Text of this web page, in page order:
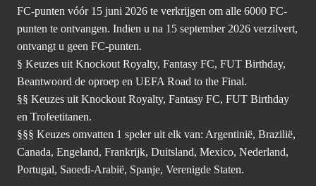
FC-punten vóór 15 juni 2026 te verkrijgen om alle 6000 FC-
punten te ontvangen. Indien u na 15 september 2026 verzilvert,
ontvangt u geen FC-punten.
§ Keuzes uit Knockout Royalty, Fantasy FC, FUT Birthday,
Beantwoord de oproep en UEFA Road to the Final.
§§ Keuzes uit Knockout Royalty, Fantasy FC, FUT Birthday
en Trofeetitanen.
§§§ Keuzes omvatten 1 speler uit elk van: Argentinië, Brazilië,
Canada, Engeland, Frankrijk, Duitsland, Mexico, Nederland,
Portugal, Saoedi-Arabië, Spanje, Verenigde Staten.